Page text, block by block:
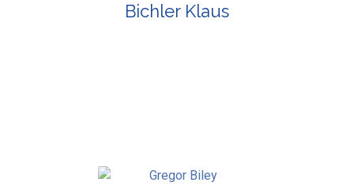
Bichler Klaus